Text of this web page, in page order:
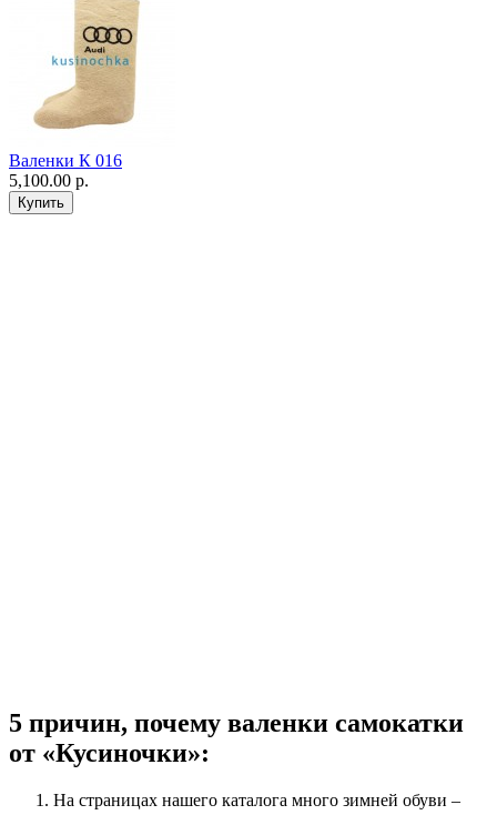
Валенки К 016
5,100.00 р.
5 причин, почему валенки самокатки
от «Кусиночки»:
На страницах нашего каталога много зимней обуви –